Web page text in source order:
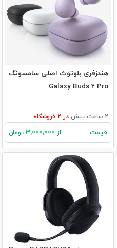
هندزفری بلوتوث اصلی سامسونگ
Galaxy Buds 2 Pro
2 ساعت پیش در فروشگاه
قیمت از تومان